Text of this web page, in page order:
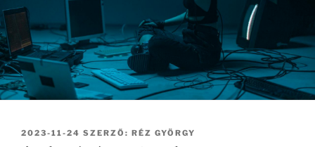
BEKÜLDVE:
2023-11-24 SZERZŐ: RÉZ GYÖRGY